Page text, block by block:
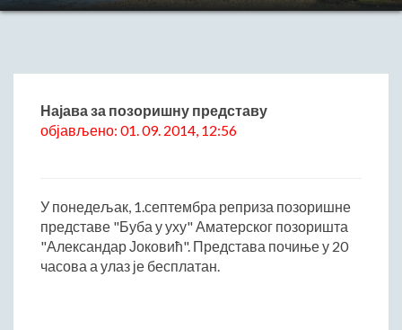
ЛОКАЛНА САМОУПРАВА
Председник општине
Заменик председника
Општинска управа
Начелник Општинске управе
Састави Управних одбора и сталних радних тела
Најава за позоришну представу
објављено: 01. 09. 2014, 12:56
У понедељак, 1.септембра реприза позоришне
представе "Буба у уху" Аматерског позоришта
"Александар Јоковић". Представа почиње у 20
часова а улаз је бесплатан.